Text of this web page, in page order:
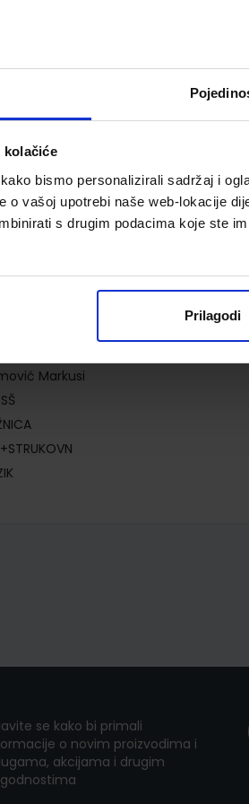
kolačiće
bismo personalizirali sadržaj i
o vašoj upotrebi naše web-lokacije
s drugim podacima koje ste
Prilagodi
za treći razred gimnazije i
Markusi
se kako bi primali
o novim proizvodima i
akcijama i drugim